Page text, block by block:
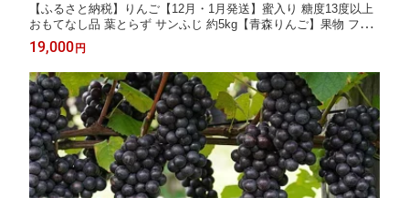
【ふるさと納税】りんご【12月・1月発送】蜜入り 糖度13度以上
おもてなし品 葉とらず サンふじ 約5kg【青森りんご】果物 フル
ーツ 産地直送 贈り物 年末 年始 挨拶 お届け：2026年12月1日頃
～2026年12月25日、2027年1月5日頃～2027年1月15日
19,000円